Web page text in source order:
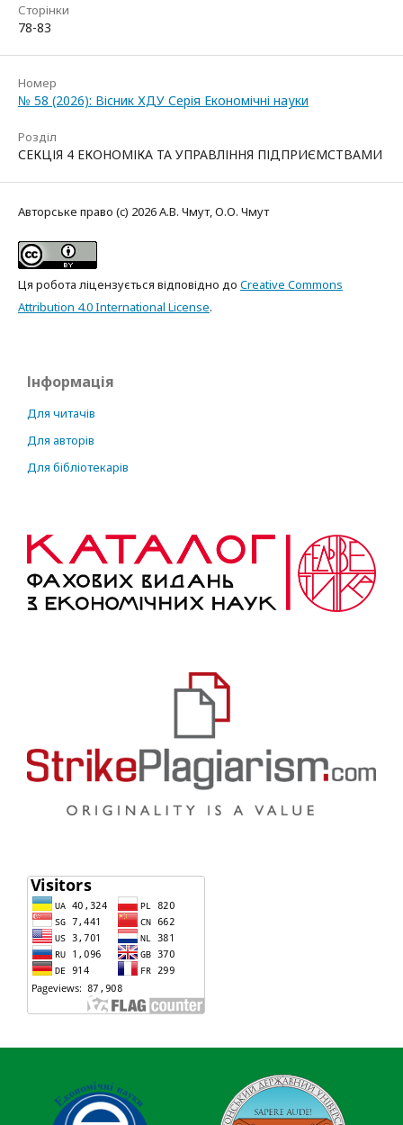
Сторінки
78-83
Номер
№ 58 (2026): Вісник ХДУ Серія Економічні науки
Розділ
СЕКЦІЯ 4 ЕКОНОМІКА ТА УПРАВЛІННЯ ПІДПРИЄМСТВАМИ
Авторське право (c) 2026 А.В. Чмут, О.О. Чмут
Ця робота ліцензується відповідно до Creative Commons
Attribution 4.0 International License.
Інформація
Для читачів
Для авторів
Для бібліотекарів